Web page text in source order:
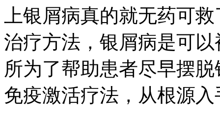
上银屑病真的就无药可
治疗方法，银屑病是可
所为了帮助患者尽早摆
免疫激活疗法，从根源